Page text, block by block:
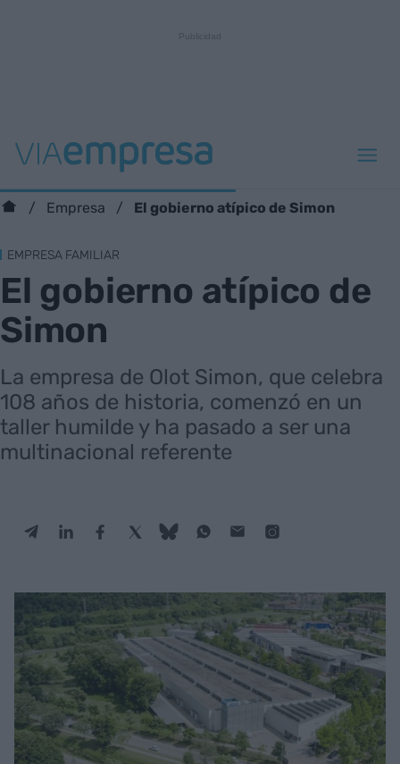
Empresa El gobierno atípico de Simon
EMPRESA FAMILIAR
El gobierno atípico de
Simon
La empresa de Olot Simon, que celebra
108 años de historia, comenzó en un
taller humilde y ha pasado a ser una
multinacional referente